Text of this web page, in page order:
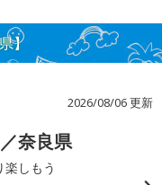
】
2026/08/06 更新
奈良県
楽しもう